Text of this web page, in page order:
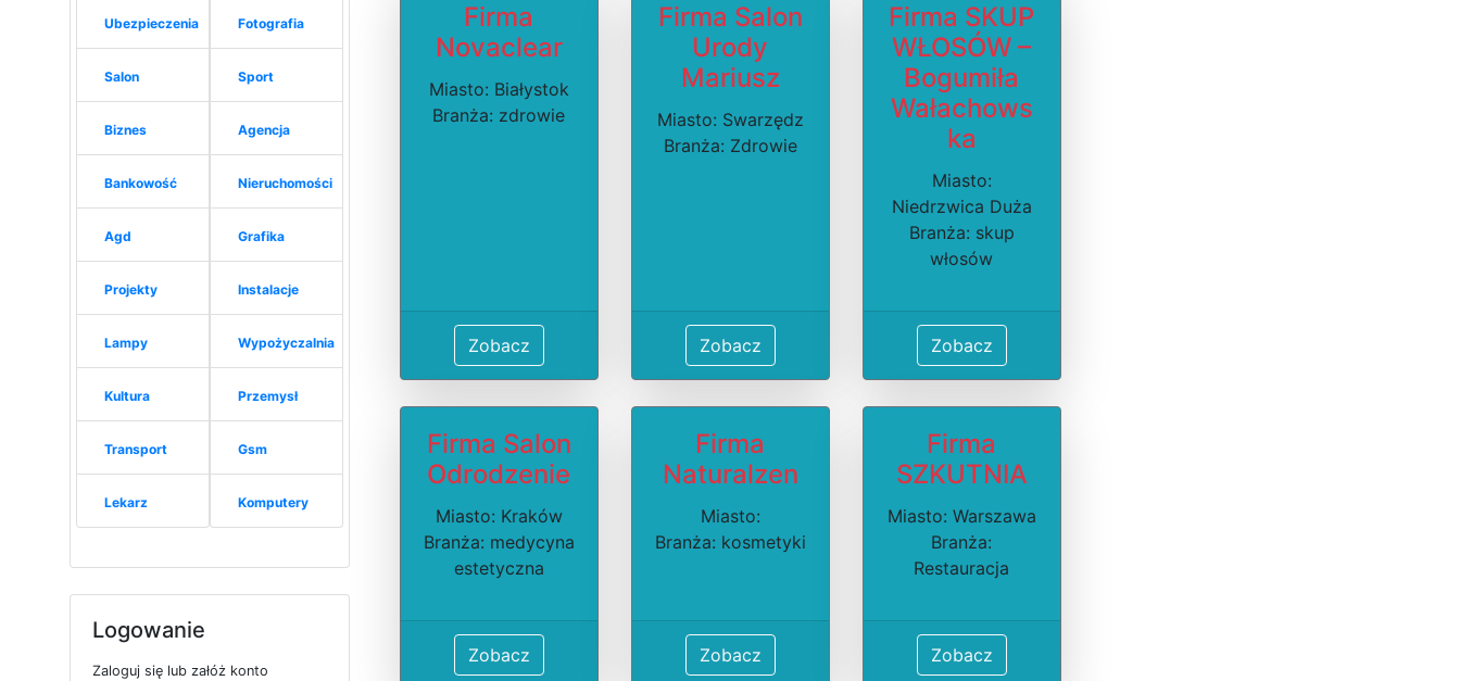
Ubezpieczenia
Salon
Biznes
Bankowość
Agd
Projekty
Lampy
Kultura
Transport
Lekarz
Fotografia
Sport
Agencja
Nieruchomości
Grafika
Instalacje
Wypożyczalnia
Przemysł
Gsm
Komputery
Logowanie
Zaloguj się lub załóż konto
Firma
Novaclear
Miasto: Białystok
Branża: zdrowie
Zobacz
Firma Salon
Urody
Mariusz
Miasto: Swarzędz
Branża: Zdrowie
Zobacz
Firma SKUP
WŁOSÓW –
Bogumiła
Wałachows
ka
Miasto:
Niedrzwica Duża
Branża: skup
włosów
Zobacz
Firma Salon
Odrodzenie
Miasto: Kraków
Branża: medycyna
estetyczna
Zobacz
Firma
Naturalzen
Miasto:
Branża: kosmetyki
Zobacz
Firma
SZKUTNIA
Miasto: Warszawa
Branża:
Restauracja
Zobacz